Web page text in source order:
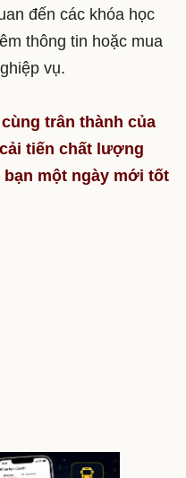
đến các khóa học
thông tin hoặc mua
vụ.
trân thành của
tiến chất lượng
một ngày mới tốt